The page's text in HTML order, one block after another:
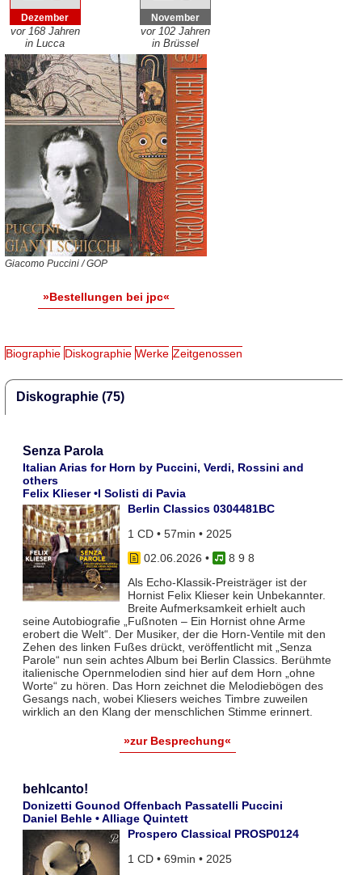
Dezember
vor 168 Jahren
in Lucca
November
vor 102 Jahren
in Brüssel
Giacomo Puccini / GOP
»Bestellungen bei jpc«
Biographie Diskographie Werke Zeitgenossen
Diskographie (75)
Senza Parola
Italian Arias for Horn by Puccini, Verdi, Rossini and
others
Felix Klieser •I Solisti di Pavia
Berlin Classics 0304481BC
1 CD • 57min • 2025
02.06.2026 •
8 9 8
Als Echo-Klassik-Preisträger ist der
Hornist Felix Klieser kein Unbekannter.
Breite Aufmerksamkeit erhielt auch
seine Autobiografie „Fußnoten – Ein Hornist ohne Arme
erobert die Welt“. Der Musiker, der die Horn-Ventile mit den
Zehen des linken Fußes drückt, veröffentlicht mit „Senza
Parole“ nun sein achtes Album bei Berlin Classics. Berühmte
italienische Opernmelodien sind hier auf dem Horn „ohne
Worte“ zu hören. Das Horn zeichnet die Melodiebögen des
Gesangs nach, wobei Kliesers weiches Timbre zuweilen
wirklich an den Klang der menschlichen Stimme erinnert.
»zur Besprechung«
behlcanto!
Donizetti Gounod Offenbach Passatelli Puccini
Daniel Behle • Alliage Quintett
Prospero Classical PROSP0124
1 CD • 69min • 2025